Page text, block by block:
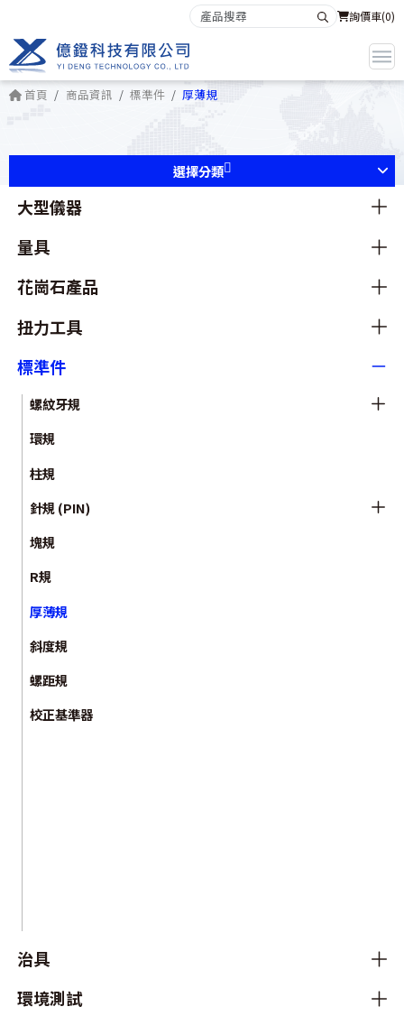
詢價車(0)
首頁 商品資訊 標準件 厚薄規
選擇分類
大型儀器
量具
花崗石產品
扭力工具
標準件
螺紋牙規
環規
柱規
針規 (PIN)
塊規
R規
厚薄規
斜度規
螺距規
校正基準器
治具
環境測試